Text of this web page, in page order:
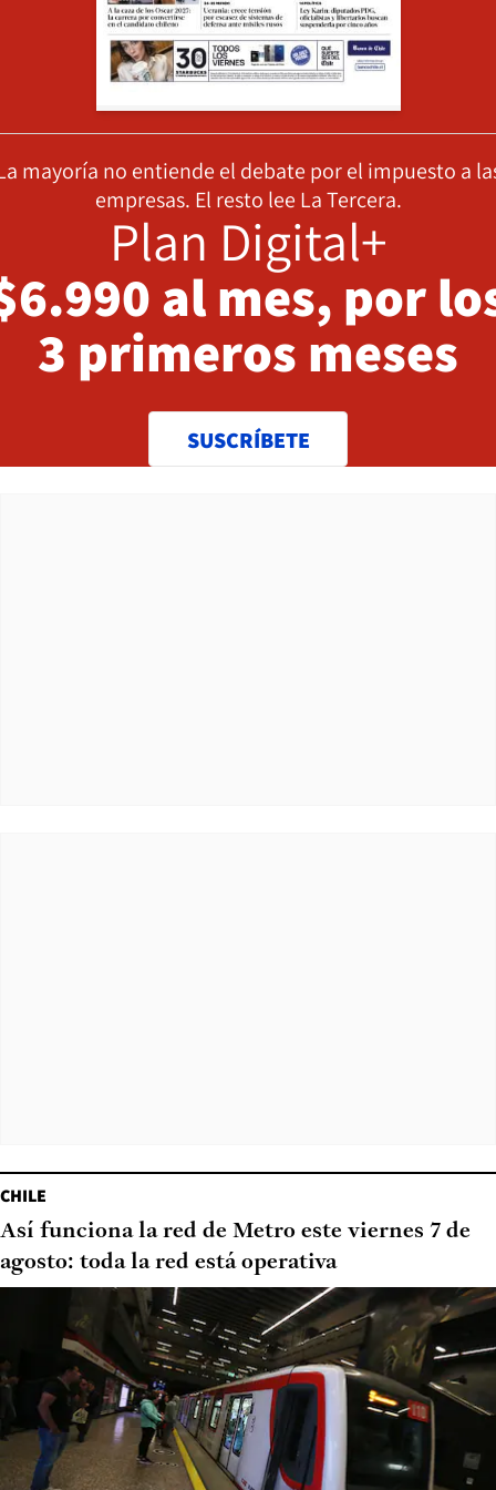
mayoría no entiende el debate por el impuesto a
empresas. El resto lee La Tercera.
Plan Digital+
al mes, por
3 primeros meses
SUSCRÍBETE
CHILE
Así funciona la red de Metro este viernes 7 de
agosto: toda la red está operativa